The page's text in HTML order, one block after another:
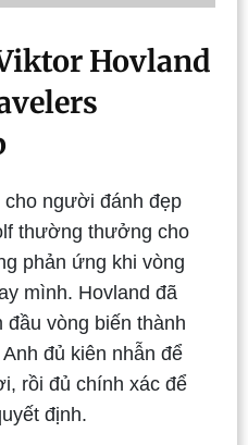
Hovland
người đánh đẹp
thường thưởng cho
phản ứng khi vòng
mình. Hovland đã
đầu vòng biến thành
đủ kiên nhẫn để
rồi đủ chính xác để
định.